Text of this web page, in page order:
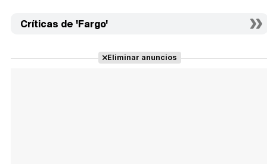
Críticas de 'Fargo'
Eliminar anuncios